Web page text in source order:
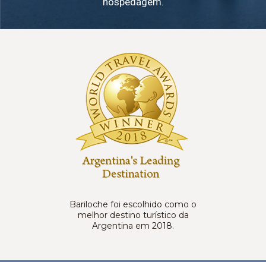
Bariloche foi escolhido como o
melhor destino turístico da
Argentina em 2018.